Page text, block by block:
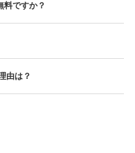
料ですか？
由は？